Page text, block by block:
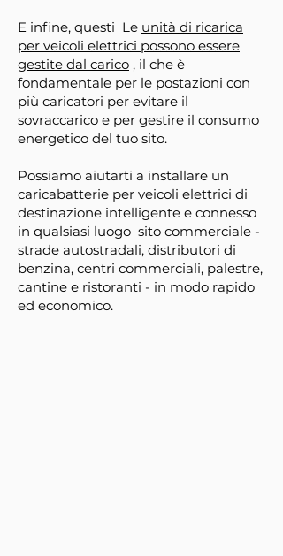
E infine, questi Le unità di ricarica
per veicoli elettrici possono essere
gestite dal carico , il che è
fondamentale per le postazioni con
più caricatori per evitare il
sovraccarico e per gestire il consumo
energetico del tuo sito.
Possiamo aiutarti a installare un
caricabatterie per veicoli elettrici di
destinazione intelligente e connesso
in qualsiasi luogo sito commerciale -
strade autostradali, distributori di
benzina, centri commerciali, palestre,
cantine e ristoranti - in modo rapido
ed economico.